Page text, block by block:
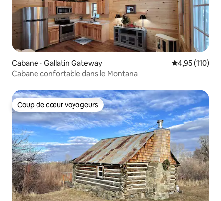
Cabane ⋅ Gallatin Gateway Évaluation
4,95 (110)
Cabane confortable dans le Montana
Coup de cœur voyageurs
Coup de cœur voyageurs